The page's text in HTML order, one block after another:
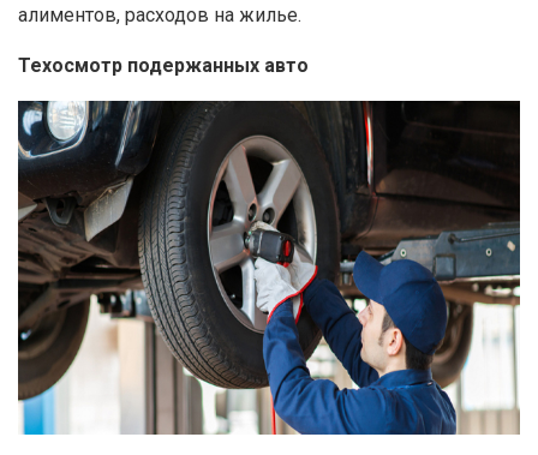
алиментов, расходов на жилье.
Техосмотр подержанных авто